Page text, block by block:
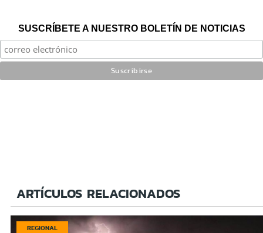
SUSCRÍBETE A NUESTRO BOLETÍN DE NOTICIAS
ARTÍCULOS RELACIONADOS
REGIONAL